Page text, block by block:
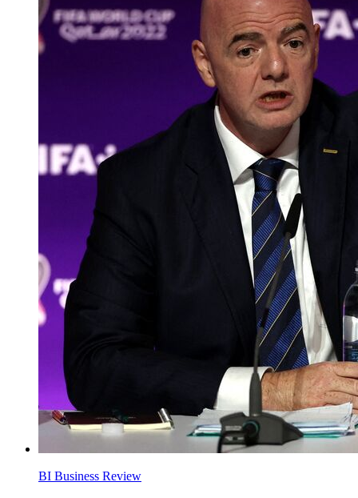
BI Business Review